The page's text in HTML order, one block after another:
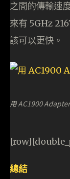
之間的傳輸速
來有 5GHz
該可以更快。
用 AC1900
總結